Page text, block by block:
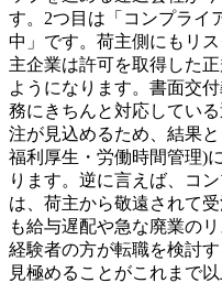
す。2つ目は「コンプライ
中」です。荷主側にもリ
主企業は許可を取得した
ようになります。書面交
務にきちんと対応してい
注が見込めるため、結果
福利厚生・労働時間管理)
ります。逆に言えば、コ
は、荷主から敬遠されて
も給与遅配や急な廃業の
経験者の方が転職を検討
見極めることがこれまで